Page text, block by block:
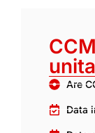
Are
Data